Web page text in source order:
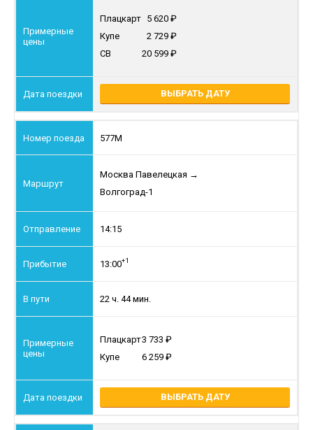
Плацкарт 5 620
Купе
2 729
СВ
20 599
ВЫБРАТЬ ДАТУ
577М
Москва Павелецкая →
Волгоград-1
14:15
13:00+1
22 ч. 44 мин.
Плацкарт3 733
Купе
6 259
ВЫБРАТЬ ДАТУ